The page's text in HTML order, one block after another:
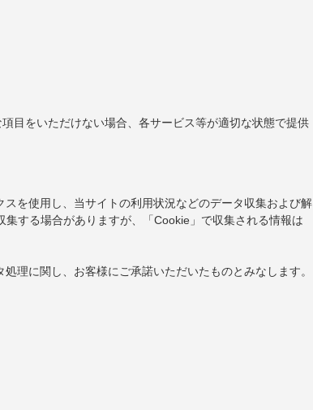
目をいただけない場合、各サービス等が適切な状態で提供
を使用し、当サイトの利用状況などのデータ収集および解
する場合がありますが、「Cookie」で収集される情報は
理に関し、お客様にご承諾いただいたものとみなします。